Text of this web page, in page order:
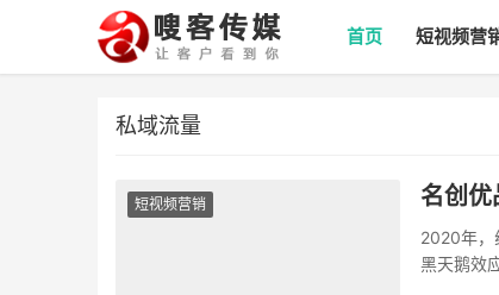
首页 短视频营
私域流量
短视频营销 名创
2020年，
黑天鹅效